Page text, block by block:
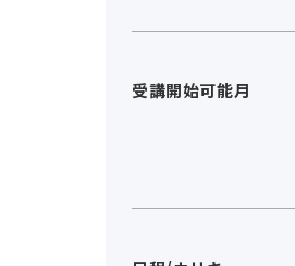
受講開始可能月